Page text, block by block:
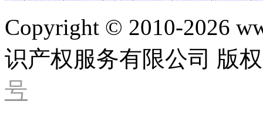
Copyright © 2010-2026
识产权服务有限公司 版
号